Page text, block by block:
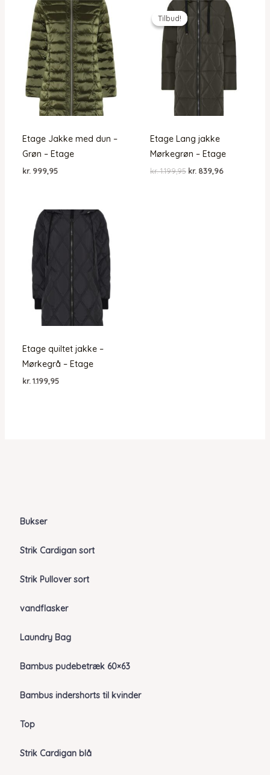
Bukser
Strik Cardigan sort
Strik Pullover sort
vandflasker
Laundry Bag
Bambus pudebetræk 60×63
Bambus indershorts til kvinder
Top
Strik Cardigan blå
Etage Jakke med dun –
Grøn – Etage
kr. 999,95
Tilbud!
Tilbud!
Etage Lang jakke
Mørkegrøn – Etage
kr.1.199,95 Den
kr. 839,96Den
Etage quiltet jakke –
Mørkegrå – Etage
kr. 1.199,95